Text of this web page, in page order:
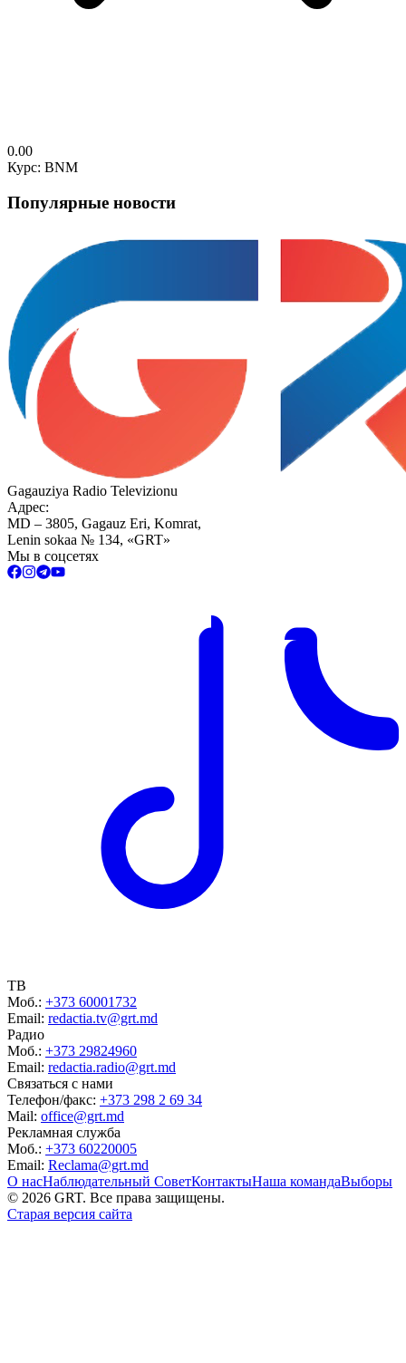
0.00
Курс: BNM
Популярные новости
Gagauziya Radio Televizionu
Адрес:
MD – 3805, Gagauz Eri, Komrat,
Lenin sokaa № 134, «GRT»
Мы в соцсетях
ТВ
Моб.: +373 60001732
Email: redactia.tv@grt.md
Радио
Моб.: +373 29824960
Email: redactia.radio@grt.md
Связаться с нами
Телефон/факс: +373 298 2 69 34
Mail: office@grt.md
Рекламная служба
Моб.: +373 60220005
Email: Reclama@grt.md
О насНаблюдательный СоветКонтактыНаша командаВыборы
© 2026 GRT. Все права защищены.
Старая версия сайта